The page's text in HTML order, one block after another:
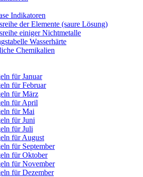
Indikatoren
der Elemente (saure Lösung)
einiger Nichtmetalle
Wasserhärte
Chemikalien
für Januar
für Februar
für März
für April
für Mai
für Juni
für Juli
für August
für September
für Oktober
für November
für Dezember